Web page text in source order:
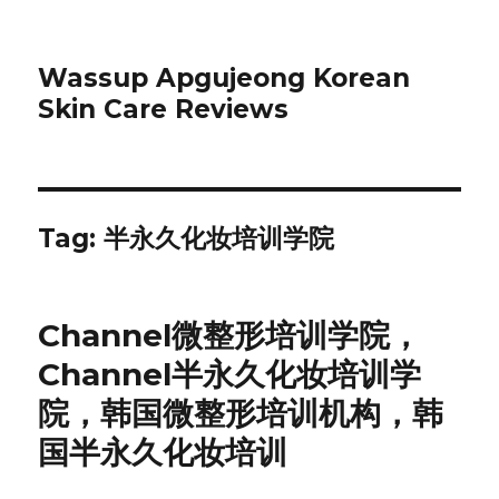
Wassup Apgujeong Korean
Skin Care Reviews
Tag: 半永久化妆培训学院
Channel微整形培训学院，
Channel半永久化妆培训学
院，韩国微整形培训机构，韩
国半永久化妆培训